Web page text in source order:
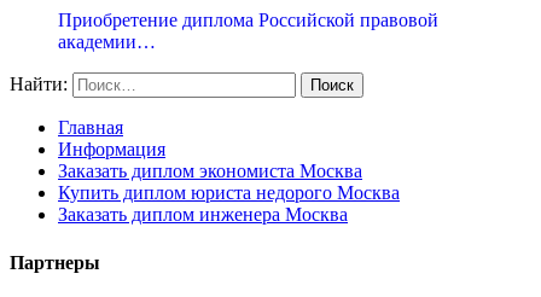
Приобретение диплома Российской правовой
академии…
Найти:
Главная
Информация
Заказать диплом экономиста Москва
Купить диплом юриста недорого Москва
Заказать диплом инженера Москва
Партнеры